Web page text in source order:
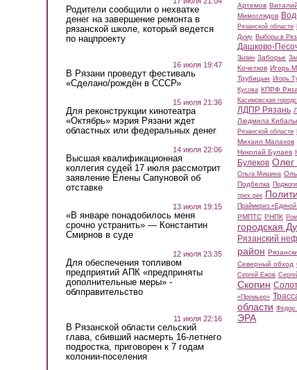
Родители сообщили о нехватке
денег на завершение ремонта в
рязанской школе, который ведется
по нацпроекту
16 июля 19:47
В Рязани проведут фестиваль
«Сделано/рождён в СССР»
15 июля 21:36
Для реконструкции кинотеатра
«Октябрь» мэрия Рязани ждет
областных или федеральных денег
14 июля 22:06
Высшая квалификационная
коллегия судей 17 июля рассмотрит
заявление Елены Сапуновой об
отставке
13 июля 19:15
«В январе понадобилось меня
срочно устранить» — Константин
Смирнов в суде
12 июля 23:35
Для обеспечения топливом
предприятий АПК «предприняты
дополнительные меры» -
облправительство
11 июля 22:16
В Рязанской области сельский
глава, сбивший насмерть 16-летнего
подростка, приговорен к 7 годам
колонии-поселения
Артемов
Мимоглядов
Рязанской области
Думу Выборы в
Дашково-
Зызин Заборье
Кочетков Игорь
Трубицын Игорь
Кусова КПРФ
Касимовская
ЛДПР Рязань
Людмила
Рязанской области
Михаил Малахов
Николай Булаев
Булеков Олег
Ольга Мишина
Подбелка
трех рек
Праймериз
РМПТС РНПК
городская
Рязанский
район
Северный обход
Сергей Ежов
Скопин
«Премьер»
области Федор
ЭРА